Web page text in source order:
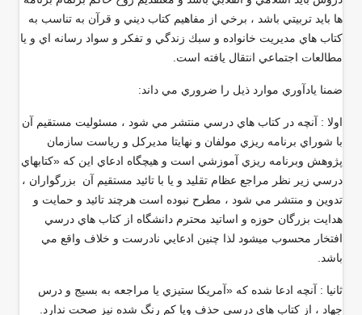
ها بايد تربيتي باشد ، برخي از مفاهيم كتاب ديني و قرآن به تناسب به
كتاب هاي مديريت خانواده و سبك زندگي و تفكر و سواد رسانه اي و يا
مطالعات اجتماعي انتقال يافته است
ضمنا يادآوري موارد ذيل را ضروري مي داند:
اولا : آنچه در كتاب هاي درسي منتشر مي شود ، مسئوليت مستقيم آن
با شوراي برنامه ريزي مولفان و نهايتا مديركل و رياست سازمان
پژوهش وبرنامه ريزي آموزشي است و هيچگاه ادعاي اين كه «كتابهاي
درسي زير نظر مراجع عظام تقليد و يا با تائيد مستقيم آن بزرگواران ،
تدوين و منتشر مي شود ، مطرح نبوده است هرچند تائيد و حمايت و
هدايت بزرگان حوزه و اساتيد محترم دانشگاه از كتاب هاي درسي
افتخار محسوب ميشود لذا چنين ادعايي نادرست و خلاف واقع مي
باشد
ثانيا : آنچه ادعا شده كه «آمريكا ستيزي يا مراجعه به بسيج و درس
جهاد ، از كتاب هاي درسي حذف ويا كم رنگ شده نيز صحت ندارد